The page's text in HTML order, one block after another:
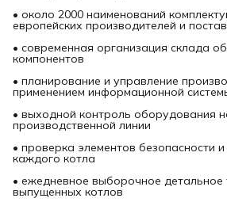
• около 2000 наименований
европейских производителей и
• современная организация склада
компонентов
• планирование и управление
применением информационной
• выходной контроль оборудования
производственной линии
• проверка элементов безопасности
каждого котла
• ежедневное выборочное детальное
выпущенных котлов